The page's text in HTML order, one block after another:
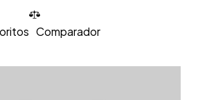
Comparador